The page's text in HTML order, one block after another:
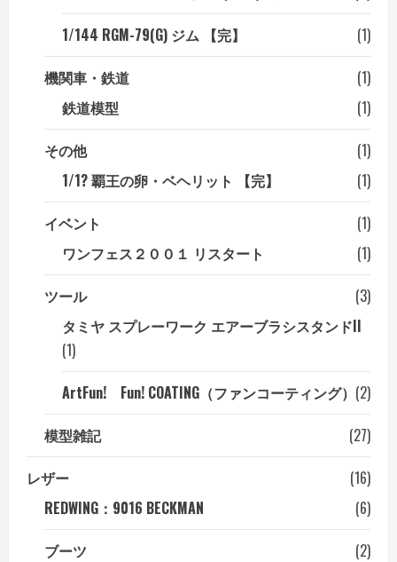
1/144 RGM-79(G) ジム 【完】
(1)
機関車・鉄道
(1)
鉄道模型
(1)
その他
(1)
1/1? 覇王の卵・ベヘリット 【完】
(1)
イベント
(1)
ワンフェス２００１ リスタート
(1)
ツール
(3)
タミヤ スプレーワーク エアーブラシスタンドII
(1)
ArtFun! Fun! COATING（ファンコーティング） (2)
模型雑記
(27)
レザー
(16)
REDWING：9016 BECKMAN
(6)
ブーツ
(2)